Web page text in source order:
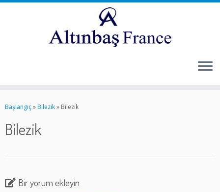
to
content
Başlangıç»Bilezik» Bilezik
Bilezik
Bir yorum ekleyin